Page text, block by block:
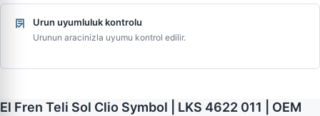
Urun uyumluluk kontrolu
Urunun aracinizla uyumu kontrol edilir.
El Fren Teli Sol Clio Symbol | LKS 4622 011 | OEM